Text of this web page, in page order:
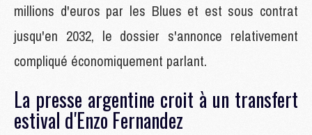
millions d'euros par les Blues et est sous contrat
jusqu'en 2032, le dossier s'annonce relativement
compliqué économiquement parlant.
La presse argentine croit à un transfert
estival d'Enzo Fernandez